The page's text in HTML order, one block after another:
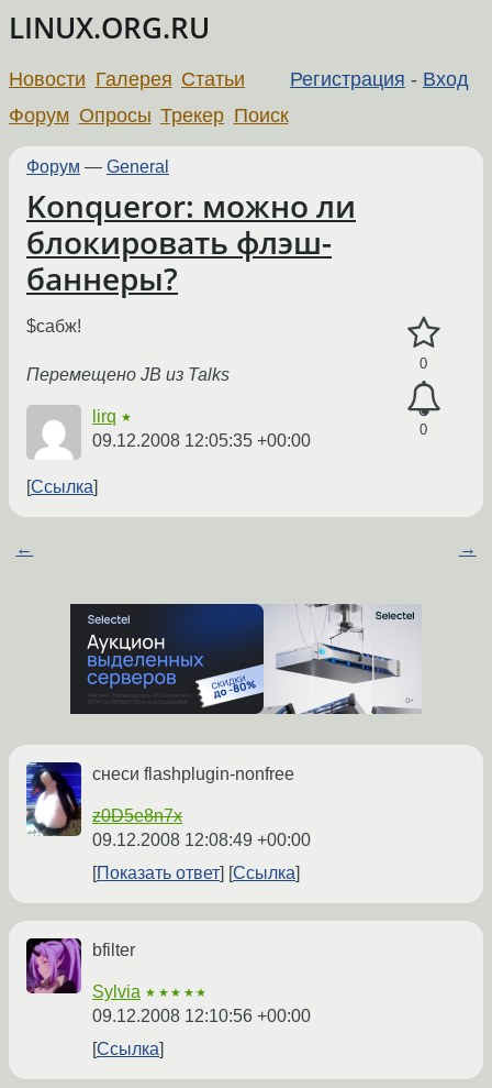
LINUX.ORG.RU
Регистрация - Вход
Новости Галерея Статьи
Форум Опросы Трекер Поиск
Форум — General
Konqueror: можно ли
блокировать флэш-
баннеры?
0
0
$сабж!
Перемещено JB из Talks
lirq ★
09.12.2008 12:05:35 +00:00
Ссылка
← →
снеси flashplugin-nonfree
z0D5e8n7x
09.12.2008 12:08:49 +00:00
Показать ответ
Ссылка
bfilter
Sylvia ★★★★★
09.12.2008 12:10:56 +00:00
Ссылка